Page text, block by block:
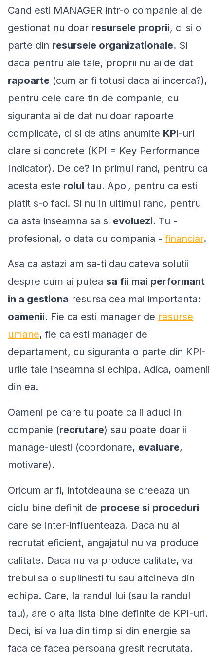
Cand esti MANAGER intr-o companie ai de
gestionat nu doar resursele proprii, ci si o
parte din resursele organizationale. Si
daca pentru ale tale, proprii nu ai de dat
rapoarte (cum ar fi totusi daca ai incerca?),
pentru cele care tin de companie, cu
siguranta ai de dat nu doar rapoarte
complicate, ci si de atins anumite KPI-uri
clare si concrete (KPI = Key Performance
Indicator). De ce? In primul rand, pentru ca
acesta este rolul tau. Apoi, pentru ca esti
platit s-o faci. Si nu in ultimul rand, pentru
ca asta inseamna sa si evoluezi. Tu -
profesional, o data cu compania -financiar.
Asa ca astazi am sa-ti dau cateva solutii
despre cum ai putea sa fii mai performant
in a gestiona resursa cea mai importanta:
oamenii. Fie ca esti manager de resurse
umane, fie ca esti manager de
departament, cu siguranta o parte din KPI-
urile tale inseamna si echipa. Adica, oamenii
din ea.
Oameni pe care tu poate ca ii aduci in
companie (recrutare) sau poate doar ii
manage-uiesti (coordonare, evaluare,
motivare).
Oricum ar fi, intotdeauna se creeaza un
ciclu bine definit de procese si proceduri
care se inter-influenteaza. Daca nu ai
recrutat eficient, angajatul nu va produce
calitate. Daca nu va produce calitate, va
trebui sa o suplinesti tu sau altcineva din
echipa. Care, la randul lui (sau la randul
tau), are o alta lista bine definite de KPI-uri.
Deci, isi va lua din timp si din energie sa
faca ce facea persoana gresit recrutata.